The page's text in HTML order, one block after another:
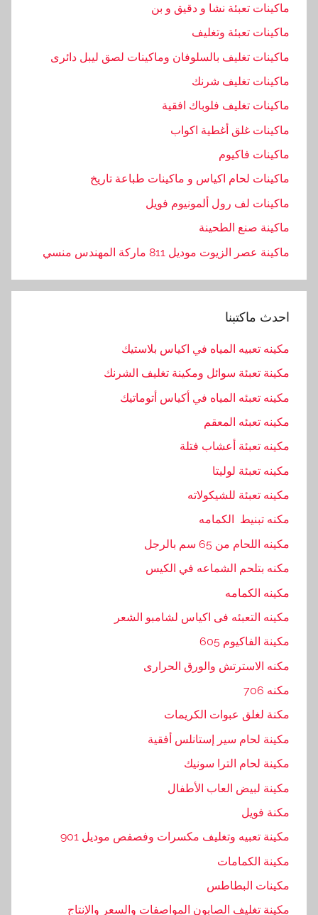
ماكينات تعبئة نشا و دقيق و بن
ماكينات تعبئة وتغليف
ماكينات تغليف بالسلوفان وماكينات لصق ليبل دائرى
ماكينات تغليف شرنك
ماكينات تغليف فلوباك افقية
ماكينات غلق أغطية اكواب
ماكينات فاكيوم
ماكينات لحام اكياس و ماكينات طباعة تاريخ
ماكينات لف رول ألمونيوم فويل
ماكينة صنع الطحينة
ماكينة عصر الزيوت موديل 811 ماركة المهندس منسي
احدث ماكتبنا
مكينه تعبيه المياه في اكياس بلاستيك
مكينة تعبئة سوائل ومكينة تغليف الشرنك
مكينه تعبئه المياه في أكياس أتوماتيك
مكينه تعبئه المعقم
مكينه تعبئة أعشاب فتلة
مكينه تعبئة لوليتا
مكينه تعبئة للشيكولاته
مكنه تبنيط الكمامه
مكينه اللحام من 65 سم بالرجل
مكنه بتلحم الشماعه في الكيس
مكينه الكمامه
مكينه التعبئه فى اكياس لشامبو الشعر
مكينة الفاكيوم 605
مكنه الاسترتش والورق الحرارى
مكنه 706
مكنة لغلق عبوات الكريمات
مكينة لحام سير إستانلس أفقية
مكينة لحام الترا سونيك
مكينة لبيض العاب الأطفال
مكنة فويل
مكينة تعبيه وتغليف مكسرات وفصفص موديل 901
مكينة الكمامات
مكينات البطاطس
مكينة تغليف الصابون المواصفات والسعر والإنتاج